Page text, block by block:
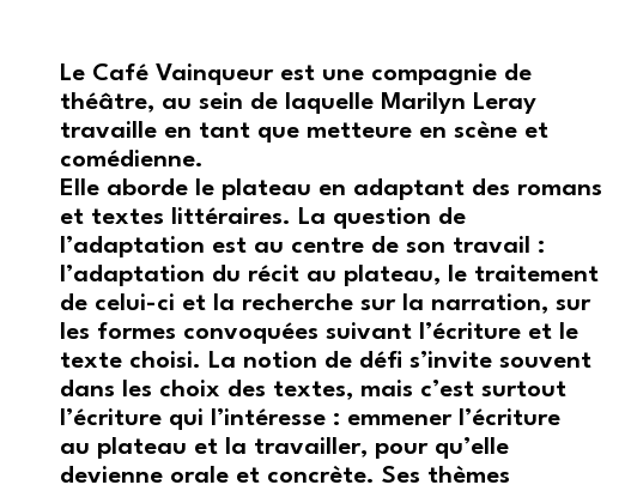
Le Café Vainqueur est une compagnie de
théâtre, au sein de laquelle Marilyn Leray
travaille en tant que metteure en scène et
comédienne.
Elle aborde le plateau en adaptant des romans
et textes littéraires. La question de
l’adaptation est au centre de son travail :
l’adaptation du récit au plateau, le traitement
de celui-ci et la recherche sur la narration, sur
les formes convoquées suivant l’écriture et le
texte choisi. La notion de défi s’invite souvent
dans les choix des textes, mais c’est surtout
l’écriture qui l’intéresse : emmener l’écriture
au plateau et la travailler, pour qu’elle
devienne orale et concrète. Ses thèmes